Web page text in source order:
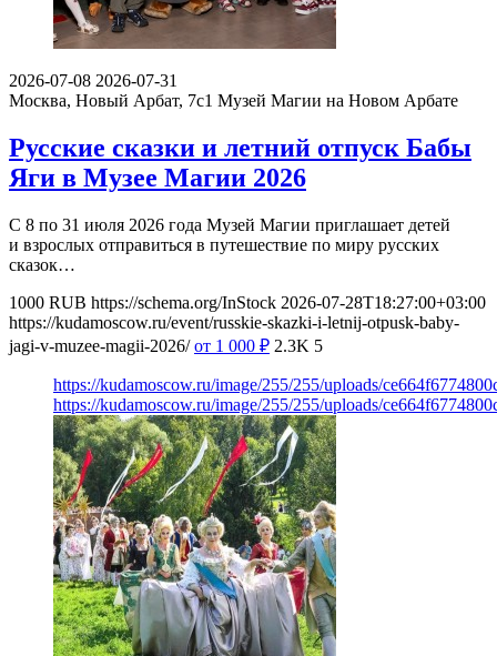
2026-07-08 2026-07-31
Москва, Новый Арбат, 7с1 Музей Магии на Новом Арбате
Русские сказки и летний отпуск Бабы
Яги в Музее Магии 2026
С 8 по 31 июля 2026 года Музей Магии приглашает детей
и взрослых отправиться в путешествие по миру русских
сказок…
1000 RUB https://schema.org/InStock 2026-07-28T18:27:00+03:00
https://kudamoscow.ru/event/russkie-skazki-i-letnij-otpusk-baby-
jagi-v-muzee-magii-2026/ от 1 000 ₽ 2.3K 5
https://kudamoscow.ru/image/255/255/uploads/
https://kudamoscow.ru/image/255/255/uploads/